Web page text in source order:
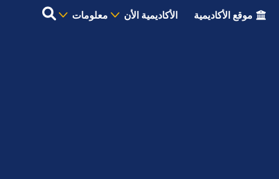
موقع الأكاديمية الأكاديمية الأن معلومات